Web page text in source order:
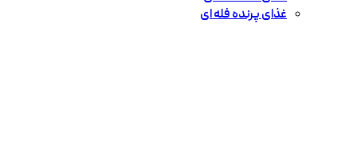
غذای پرنده فله ای